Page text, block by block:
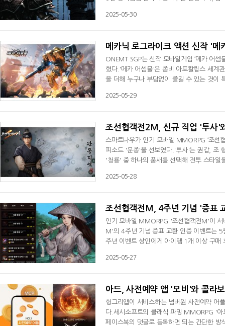
을 활용해 '낡은 철모'를 강화할 수 있다.강화
2025-05-30
메카닉 로그라이크 액션 신작 '메
ONEMT SGP는 신작 모바일게임 ‘메카 어
혔다.'메카 어셈블'은 좀비 아포칼립스 세계
을 더해 누구나 부담없이 즐길 수 있는 것이
메카와 30종 이상의 무기, 수백 가지 액세서
2025-05-29
조선협객전2M, 신규 직업 '투사'
스마트나우가 인기 모바일 MMORPG ‘조
피소드 '문종'을 선보였다.'투사'는 권갑, 조
'청룡' 중 하나의 품새를 선택해 전투 스타
브 스킬인 '투사의 투지', '투사의 날렵함', '투
2025-05-28
조선협객전M, 4주년 기념 '증표
인기 모바일 MMORPG '조선협객전M'이 서
M'의 4주년 기념 증표 교환 인증 이벤트는
주년 이벤트 상인에게 아이템 1개 이상 구매
아이템을 선물한다.'화려한 팔괘석 상자
2025-05-27
아드, 사전예약 앱 '모비'와 콜라
헝그리앱이 서비스하는 넘버원 사전예약 어
다.세시소프트의 클래식 파밍 MMORPG '
페이스북의 댓글로 등록하면 되는 간단한